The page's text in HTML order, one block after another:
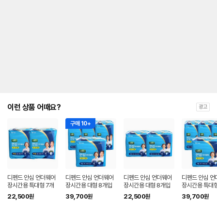
이런 상품 어때요? 광고
디펜드 안심 언더웨어
장시간용 특대형 7개
입 x 2팩 유한킴벌리
22,500원
구매 10+
디펜드 안심 언더웨어
장시간용 대형 8개입
x 4팩 유한킴벌리
39,700원
디펜드 안심 언더웨어
장시간용 대형 8개입
x 2팩 유한킴벌리
22,500원
디펜드 안심 언
장시간용 특대
입 x 4팩 유한
39,700원